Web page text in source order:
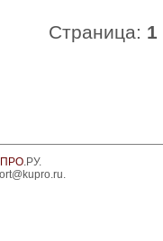
Страница: 1
.РУ.
.